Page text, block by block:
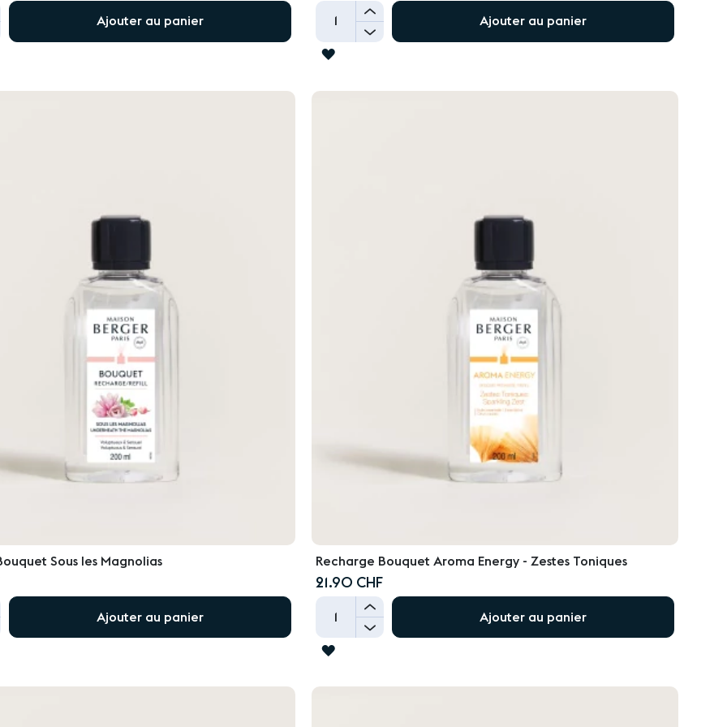
Ajouter au panier
+
-
Ajouter au panier
AJOUTER
Sous les Magnolias
Ajouter au panier
Recharge Bouquet Aroma Energy - Zestes Toniques
21.90 CHF
+
-
Ajouter au panier
AJOUTER